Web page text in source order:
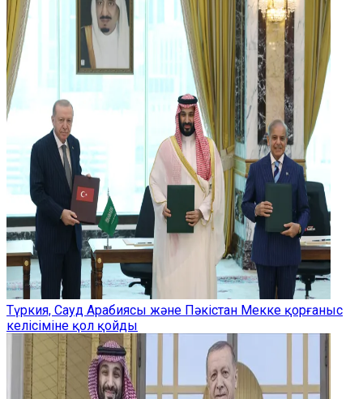
Түркия, Сауд Арабиясы және Пәкістан Мекке қорғаныс
келісіміне қол қойды